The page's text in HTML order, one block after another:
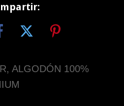
ALGODÓN 100%